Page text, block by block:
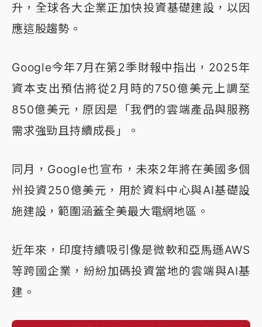
升，全球各大企業正加快投資基礎建設，以因
應這股趨勢。
Google今年7月在第2季財報中指出，2025年
資本支出預估將從2月時的750億美元上調至
850億美元，原因是「我們的雲端產品與服務
需求強勁且持續成長」。
同月，Google也宣布，未來2年將在美國多個
州投資250億美元，用於資料中心與AI基礎設
施建設，範圍涵蓋全美最大電網地區。
近年來，印度持續吸引像是微軟和亞馬遜AWS
等跨國企業，紛紛加碼投資當地的雲端與AI基
建。